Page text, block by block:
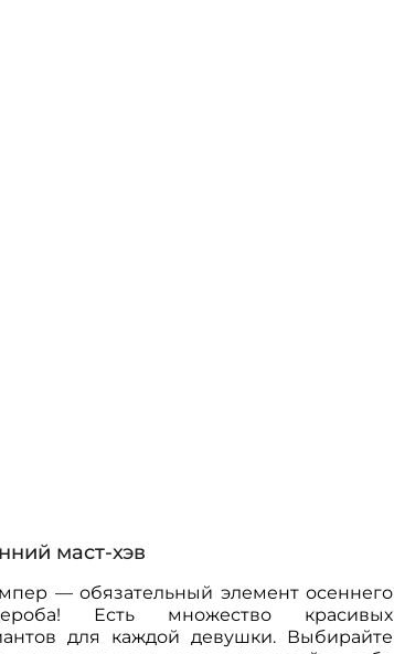
маст-хэв
— обязательный элемент осеннего
Есть множество красивых
для каждой девушки. Выбирайте